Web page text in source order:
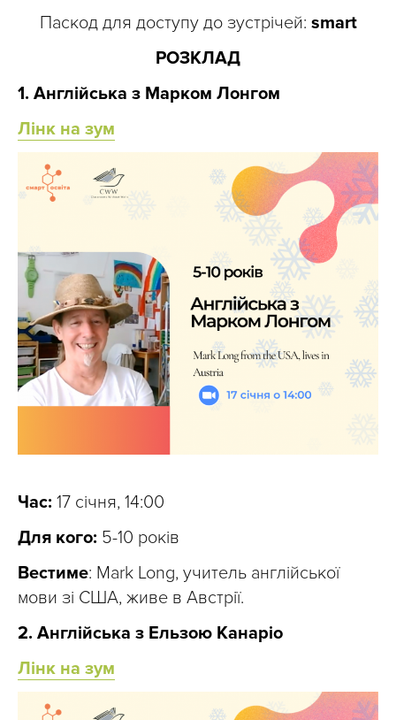
Паскод для доступу до зустрічей: smart
РОЗКЛАД
1. Англійська з Марком Лонгом
Лінк на зум
Час: 17 січня, 14:00
Для кого: 5-10 років
Вестиме: Mark Long, учитель англійської
мови зі США, живе в Австрії.
2. Англійська з Ельзою Канаріо
Лінк на зум